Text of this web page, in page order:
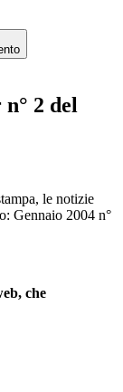
2 del
le notizie
Gennaio 2004 n°
che